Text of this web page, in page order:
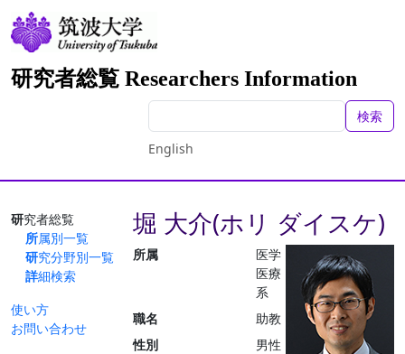
研究者総覧 Researchers Information
検索
English
研究者総覧
所属別一覧
研究分野別一覧
詳細検索
使い方
お問い合わせ
堀 大介(ホリ ダイスケ)
所属
医学
医療
系
職名
助教
性別
男性